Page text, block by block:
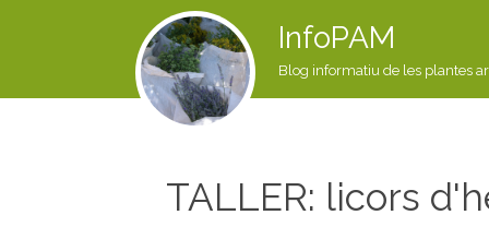
InfoPAM
Blog informatiu de les plantes
TALLER: licors